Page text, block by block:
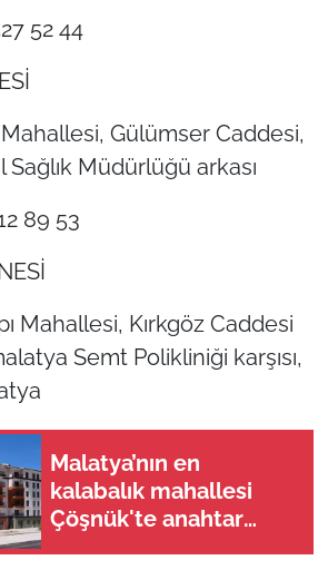
52 44
Gülümser Caddesi,
Sağlık Müdürlüğü arkası
89 53
Mahallesi, Kırkgöz Caddesi
Semt Polikliniği karşısı,
Malatya’nın en
kalabalık mahallesi
Çöşnük'te anahtar